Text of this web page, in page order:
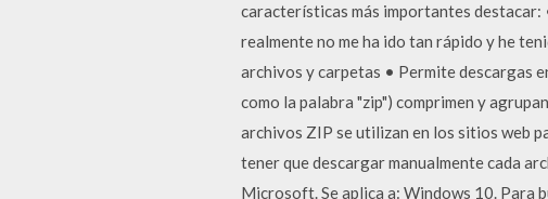
características más importantes destacar:
realmente no me ha ido tan rápido y he
archivos y carpetas • Permite descargas
como la palabra "zip") comprimen y
archivos ZIP se utilizan en los sitios web
tener que descargar manualmente cada
Microsoft. Se aplica a: Windows 10. Para